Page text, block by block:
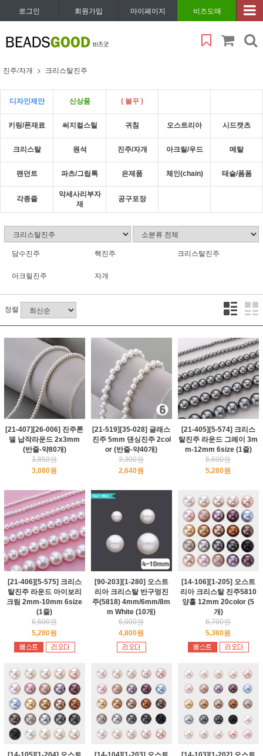
로그인 회원가입 마이페이지 비즈도매
진주/자개 크리스탈진주
디자인제안 신상품 ( 볼꾸 )
키링/폰재료 써지컬스틸 귀침 오스트리아 시드캣츠
크리스탈 원석 진주/자개 아크릴/우드 메탈
팬던트 파츠/그립톡 은제품 체인(chain) 태슬/폼폼
각종줄
악세사리부자
재
공구포장
담수진주 핵진주 크리스탈진주
아크릴진주 자개
정렬
[21-407][26-006] 진주론
델 납작라운드 2x3mm
(반줄-약80개)
3,850원
3,080원
[21-519][35-028] 글래스
진주 5mm 댄싱진주 2col
or (반줄-약40개)
3,300원
2,640원
[21-405][5-574] 크리스
탈진주 라운드 그레이 3m
m-12mm 6size (1줄)
6,600원
5,280원
[21-406][5-575] 크리스
탈진주 라운드 아이보리
크림 2mm-10mm 6size
(1줄)
6,600원
5,280원
[90-203][1-280] 오스트
리아 크리스탈 반구멍진
주(5818) 4mm/6mm/8m
m White (10개)
6,000원
4,800원
[14-106][1-205] 오스트
리아 크리스탈 진주5810
양홀 12mm 20color (5
개)
6,700원
5,360원